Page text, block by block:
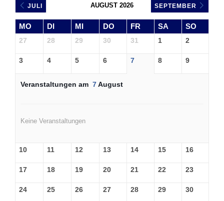
JULI AUGUST 2026 SEPTEMBER
MO DI MI DO FR SA SO
27 28 29 30 31 1 2
3 4 5 6 7 8 9
Veranstaltungen am 7August
Keine Veranstaltungen
10 11 12 13 14 15 16
17 18 19 20 21 22 23
24 25 26 27 28 29 30